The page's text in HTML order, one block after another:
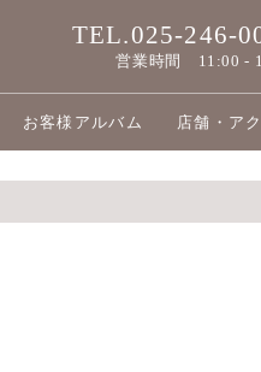
TEL.025-246-
営業時間 11:00 -
お客様アルバム 店舗・ア